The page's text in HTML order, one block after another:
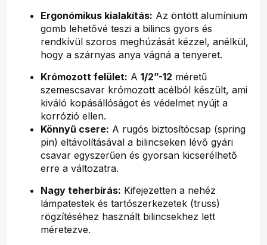
Ergonómikus kialakítás: Az öntött alumínium
gomb lehetővé teszi a bilincs gyors és
rendkívül szoros meghúzását kézzel, anélkül,
hogy a szárnyas anya vágná a tenyeret.
Krómozott felület: A 1/2”-12 méretű
szemescsavar krómozott acélból készült, ami
kiváló kopásállóságot és védelmet nyújt a
korrózió ellen.
Könnyű csere: A rugós biztosítócsap (spring
pin) eltávolításával a bilincseken lévő gyári
csavar egyszerűen és gyorsan kicserélhető
erre a változatra.
Nagy teherbírás: Kifejezetten a nehéz
lámpatestek és tartószerkezetek (truss)
rögzítéséhez használt bilincsekhez lett
méretezve.